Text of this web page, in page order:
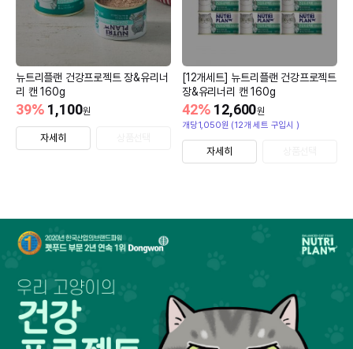
뉴트리플랜 건강프로젝트 장&유리너
리 캔 160g
1,100원
39%
자세히
[12개세트] 뉴트리플랜 건강프로젝트
장&유리너리 캔 160g
12,600원
42%
개당1,050원 (12개 세트 구입시 )
자세히